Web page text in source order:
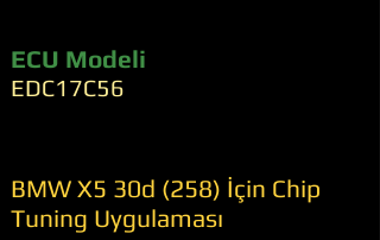
ECU Modeli
EDC17C56
BMW X5 30d (258) İçin Chip
Tuning Uygulaması